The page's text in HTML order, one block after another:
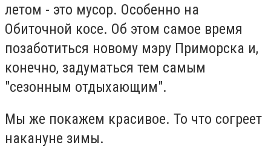
летом - это мусор. Особенно на
Обиточной косе. Об этом самое время
позаботиться новому мэру Приморска и,
конечно, задуматься тем самым
"сезонным отдыхающим".
Мы же покажем красивое. То что согреет
накануне зимы.